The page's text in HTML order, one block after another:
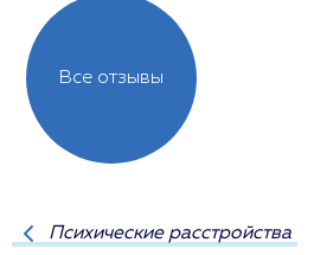
Все отзывы
Психические расстройства